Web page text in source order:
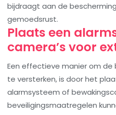
bijdraagt aan de
gemoedsrust.
Plaats een
camera’s voor
Een effectieve manier om de
te versterken, is door het
alarmsysteem of
beveiligingsmaatregelen